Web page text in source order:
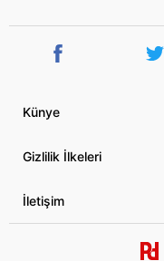
Künye
Gizlilik İlkeleri
İletişim